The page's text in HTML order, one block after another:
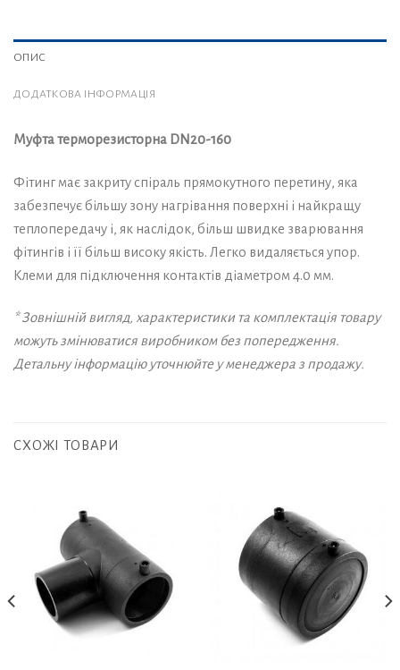
ОПИС
ДОДАТКОВА ІНФОРМАЦІЯ
Муфта терморезисторна DN20-160
Фітинг має закриту спіраль прямокутного перетину, яка
забезпечує більшу зону нагрівання поверхні і найкращу
теплопередачу і, як наслідок, більш швидке зварювання
фітингів і її більш високу якість. Легко видаляється упор.
Клеми для підключення контактів діаметром 4.0 мм.
* Зовнішній вигляд, характеристики та комплектація товару
можуть змінюватися виробником без попередження.
Детальну інформацію уточнюйте у менеджера з продажу.
СХОЖІ ТОВАРИ